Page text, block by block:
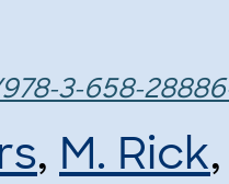
3-658-
, M. Rick